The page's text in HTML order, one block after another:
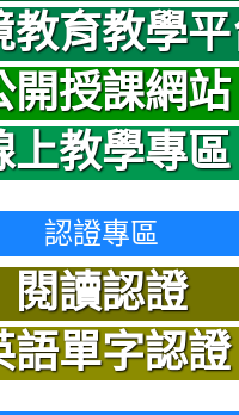
教育教學
開授課網站
上教學專區
認證專區
閱讀認證
語單字認證